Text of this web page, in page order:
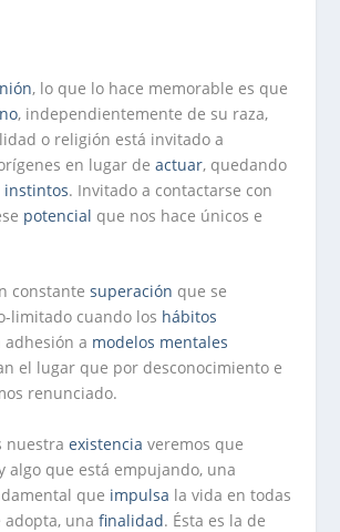
, lo que lo hace memorable es que
, independientemente de su raza,
o religión está invitado a
en lugar deactuar, quedando
instintos. Invitado a contactarse con
potencial que nos hace únicos e
constantesuperación que se
limitado cuando los hábitos
a modelos mentales
el lugar que por desconocimiento e
renunciado.
nuestraexistencia veremos que
algo que está empujando, una
que impulsa la vida en todas
adopta, unafinalidad. Ésta es la de